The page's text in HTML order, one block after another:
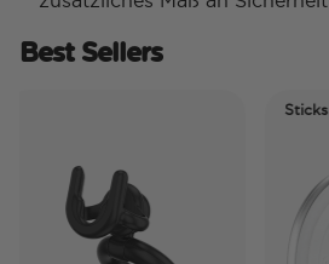
Best Sellers
Sticks